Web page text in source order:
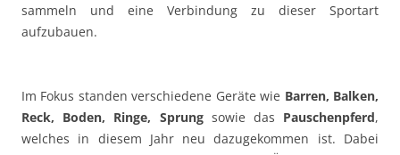
sammeln und eine Verbindung zu dieser Sportart
aufzubauen.
Im Fokus standen verschiedene Geräte wie Barren, Balken,
Reck, Boden, Ringe, Sprungsowie das Pauschenpferd,
welches in diesem Jahr neu dazugekommen ist. Dabei